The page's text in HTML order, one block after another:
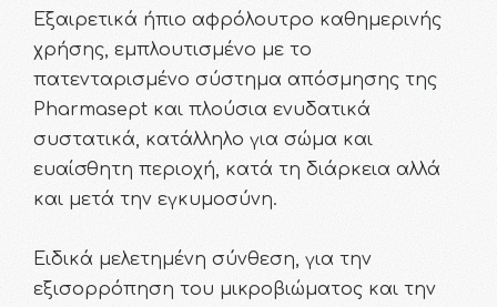
Εξαιρετικά ήπιο αφρόλουτρο καθημερινής
χρήσης, εμπλουτισμένο με το
πατενταρισμένο σύστημα απόσμησης της
Pharmasept και πλούσια ενυδατικά
συστατικά, κατάλληλο για σώμα και
ευαίσθητη περιοχή, κατά τη διάρκεια αλλά
και μετά την εγκυμοσύνη.
Ειδικά μελετημένη σύνθεση, για την
εξισορρόπηση του μικροβιώματος και την